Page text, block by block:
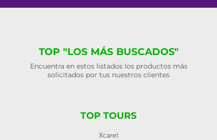
TOP "LOS MÁS BUSCADOS"
Encuentra en estos listados los productos más
solicitados por tus nuestros clientes
TOP TOURS
Xcaret